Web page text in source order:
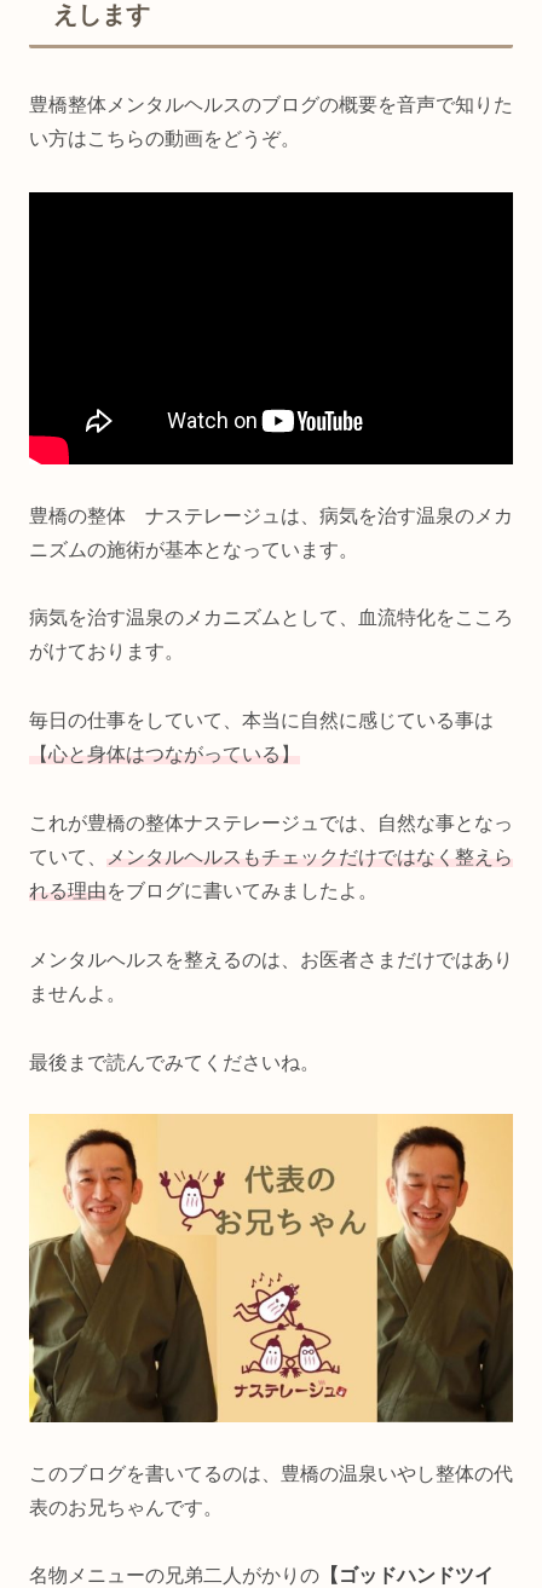
えします
豊橋整体メンタルヘルスのブログの概要を音声で知りた
い方はこちらの動画をどうぞ。
豊橋の整体 ナステレージュは、病気を治す温泉のメカ
ニズムの施術が基本となっています。
病気を治す温泉のメカニズムとして、血流特化をこころ
がけております。
毎日の仕事をしていて、本当に自然に感じている事は
【心と身体はつながっている】
これが豊橋の整体ナステレージュでは、自然な事となっ
ていて、 メンタルヘルスもチェックだけではなく整えら
れる理由をブログに書いてみましたよ。
メンタルヘルスを整えるのは、お医者さまだけではあり
ませんよ。
最後まで読んでみてくださいね。
このブログを書いてるのは、豊橋の温泉いやし整体の代
表のお兄ちゃんです。
名物メニューの兄弟二人がかりの 【ゴッドハンドツイ